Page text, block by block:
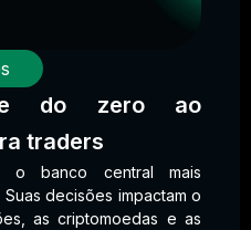
do zero ao
traders
o banco central mais
decisões impactam o
as criptomoedas e as